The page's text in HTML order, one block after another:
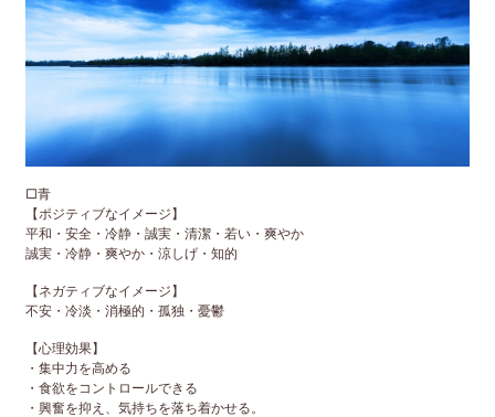
□青
【ポジティブなイメージ】
平和・安全・冷静・誠実・清潔・若い・爽やか
誠実・冷静・爽やか・涼しげ・知的
【ネガティブなイメージ】
不安・冷淡・消極的・孤独・憂鬱
【心理効果】
・集中力を高める
・食欲をコントロールできる
・興奮を抑え、気持ちを落ち着かせる。